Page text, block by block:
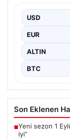
Çiçek'in de
yürütülen
USD
EUR
ALTIN
BTC
Son Eklenen
■Yeni sezon 1
iyi”